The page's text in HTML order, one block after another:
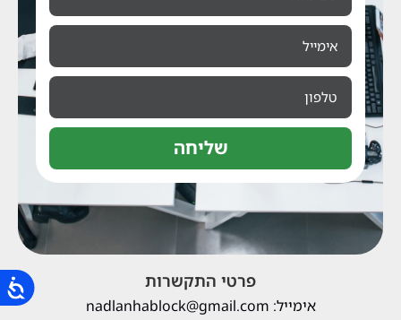
שליחה
פרטי התקשרות
אימייל: nadlanhablock@gmail.com